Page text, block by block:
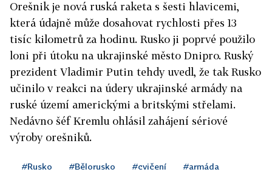
Orešnik je nová ruská raketa s šesti hlavicemi,
která údajně může dosahovat rychlosti přes 13
tisíc kilometrů za hodinu. Rusko ji poprvé použilo
loni při útoku na ukrajinské město Dnipro. Ruský
prezident Vladimir Putin tehdy uvedl, že tak Rusko
učinilo v reakci na údery ukrajinské armády na
ruské území americkými a britskými střelami.
Nedávno šéf Kremlu ohlásil zahájení sériové
výroby orešniků.
#Rusko #Bělorusko #cvičení #armáda